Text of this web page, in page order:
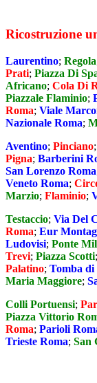
Ricostruzione
Laurentino; Regola
Prati; Piazza Di
Africano; Cola Di
Piazzale Flaminio;
Roma; Viale
Nazionale Roma;
Aventino; Pinciano;
Pigna; Barberini
San Lorenzo Roma
Veneto Roma;
Marzio; Flaminio;
Testaccio; Via Del
Roma; Eur
Ludovisi; Ponte
Trevi; Piazza Scotti;
Palatino; Tomba di
Maria Maggiore;
Colli Portuensi;
Piazza Vittorio
Roma; Parioli
Trieste Roma; San